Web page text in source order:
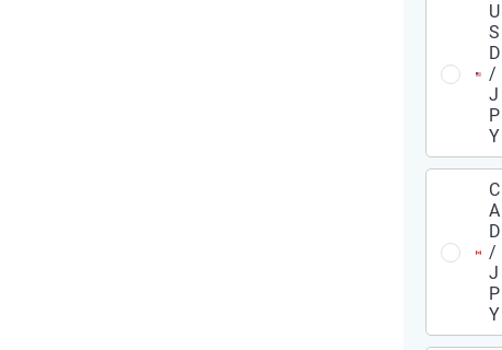
U
S
D
/
J
P
Y
C
A
D
/
J
P
Y